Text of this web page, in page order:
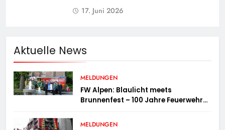
17. Juni 2026
Aktuelle News
MELDUNGEN
FW Alpen: Blaulicht meets
Brunnenfest – 100 Jahre Feuerwehr
MELDUNGEN